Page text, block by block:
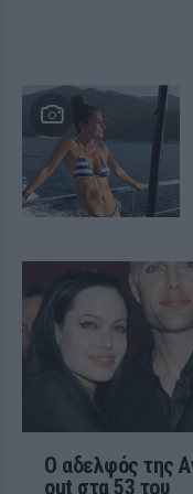
Ο αδελφός της
out στα 53 του